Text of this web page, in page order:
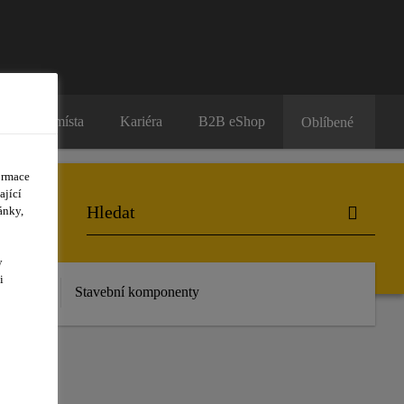
Prodejní místa Kariéra B2B eShop Oblíbené
Stavební komponenty